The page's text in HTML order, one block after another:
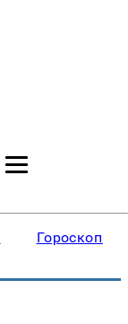
Гороскопы